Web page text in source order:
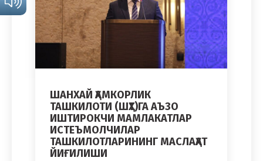
ШАНХАЙ ҲАМКОРЛИК
ТАШКИЛОТИ (ШҲТ)ГА АЪЗО
ИШТИРОКЧИ МАМЛАКАТЛАР
ИСТЕЪМОЛЧИЛАР
ТАШКИЛОТЛАРИНИНГ МАСЛАҲАТ
ЙИҒИЛИШИ